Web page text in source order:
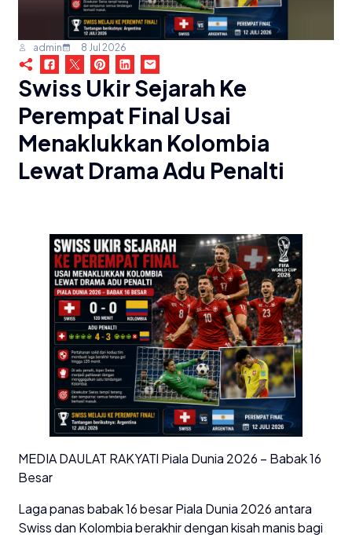
admin 8 Jul 2026
Swiss Ukir Sejarah Ke
Perempat Final Usai
Menaklukkan Kolombia
Lewat Drama Adu Penalti
MEDIA DAULAT RAKYATl Piala Dunia 2026 – Babak 16
Besar
Laga panas babak 16 besar Piala Dunia 2026 antara
Swiss dan Kolombia berakhir dengan kisah manis bagi